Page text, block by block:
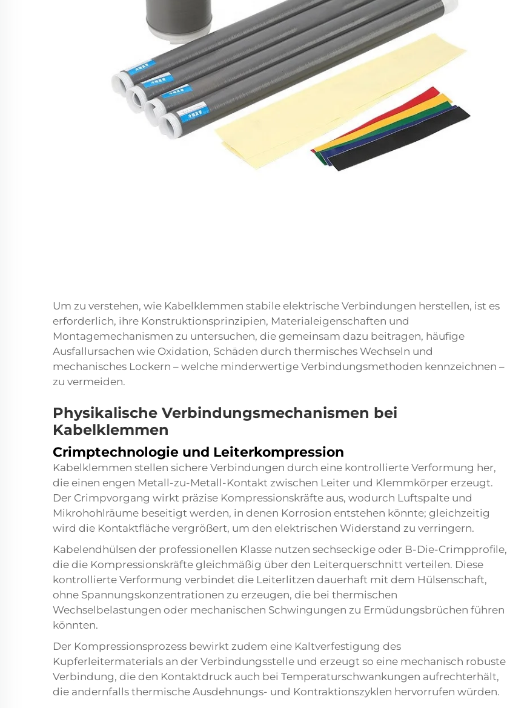
Um zu verstehen, wie Kabelklemmen stabile elektrische Verbindungen herstellen, ist es
erforderlich, ihre Konstruktionsprinzipien, Materialeigenschaften und
Montagemechanismen zu untersuchen, die gemeinsam dazu beitragen, häufige
Ausfallursachen wie Oxidation, Schäden durch thermisches Wechseln und
mechanisches Lockern – welche minderwertige Verbindungsmethoden kennzeichnen –
zu vermeiden.
Physikalische Verbindungsmechanismen bei
Kabelklemmen
Crimptechnologie und Leiterkompression
Kabelklemmen stellen sichere Verbindungen durch eine kontrollierte Verformung her,
die einen engen Metall-zu-Metall-Kontakt zwischen Leiter und Klemmkörper erzeugt.
Der Crimpvorgang wirkt präzise Kompressionskräfte aus, wodurch Luftspalte und
Mikrohohlräume beseitigt werden, in denen Korrosion entstehen könnte; gleichzeitig
wird die Kontaktfläche vergrößert, um den elektrischen Widerstand zu verringern.
Kabelendhülsen der professionellen Klasse nutzen sechseckige oder B-Die-Crimpprofile,
die die Kompressionskräfte gleichmäßig über den Leiterquerschnitt verteilen. Diese
kontrollierte Verformung verbindet die Leiterlitzen dauerhaft mit dem Hülsenschaft,
ohne Spannungskonzentrationen zu erzeugen, die bei thermischen
Wechselbelastungen oder mechanischen Schwingungen zu Ermüdungsbrüchen führen
könnten.
Der Kompressionsprozess bewirkt zudem eine Kaltverfestigung des
Kupferleitermaterials an der Verbindungsstelle und erzeugt so eine mechanisch robuste
Verbindung, die den Kontaktdruck auch bei Temperaturschwankungen aufrechterhält,
die andernfalls thermische Ausdehnungs- und Kontraktionszyklen hervorrufen würden.